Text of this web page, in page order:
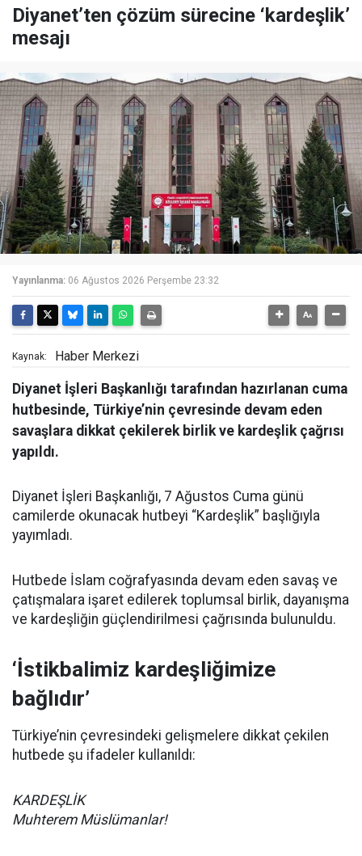
Diyanet’ten çözüm sürecine ‘kardeşlik’
mesajı
Yayınlanma: 06 Ağustos 2026 Perşembe 23:32
Kaynak: Haber Merkezi
Diyanet İşleri Başkanlığı tarafından hazırlanan cuma
hutbesinde, Türkiye’nin çevresinde devam eden
savaşlara dikkat çekilerek birlik ve kardeşlik çağrısı
yapıldı.
Diyanet İşleri Başkanlığı, 7 Ağustos Cuma günü
camilerde okunacak hutbeyi “Kardeşlik” başlığıyla
yayımladı.
Hutbede İslam coğrafyasında devam eden savaş ve
çatışmalara işaret edilerek toplumsal birlik, dayanışma
ve kardeşliğin güçlendirilmesi çağrısında bulunuldu.
‘İstikbalimiz kardeşliğimize
bağlıdır’
Türkiye’nin çevresindeki gelişmelere dikkat çekilen
hutbede şu ifadeler kullanıldı:
KARDEŞLİK
Muhterem Müslümanlar!